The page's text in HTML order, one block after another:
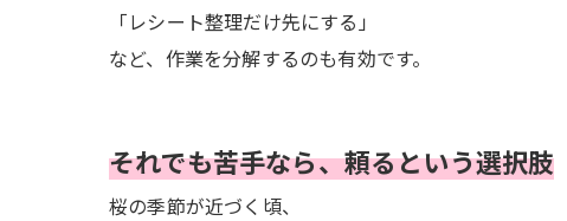
「レシート整理だけ先にする」
など、作業を分解するのも有効です。
それでも苦手なら、頼るという選択肢
桜の季節が近づく頃、